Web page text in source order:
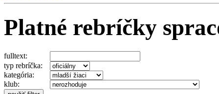
Platné rebríčky
fulltext:
typ rebríčka:
kategória:
klub: